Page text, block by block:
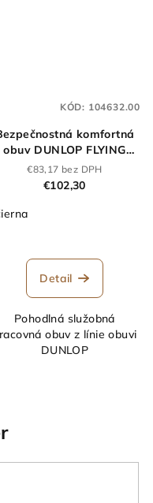
komfortná
obuv DUNLOP FLYING
ARROW AIB S3 čierna
€83,17 bez DPH
€102,30
Detail
Pohodlná služobná
obuv z línie obuvi
DUNLOP
KÓD: 104632.00